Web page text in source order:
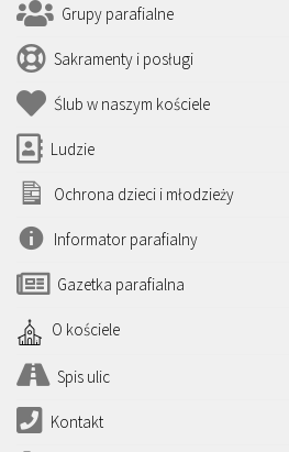
Grupy parafialne
Sakramenty i posługi
Ślub w naszym kościele
Ludzie
Ochrona dzieci i młodzieży
Informator parafialny
Gazetka parafialna
O kościele
Spis ulic
Kontakt